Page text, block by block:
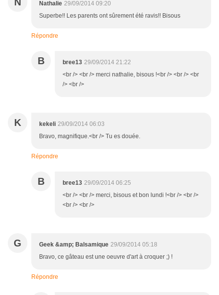
Nathalie 29/09/2014 09:20
Superbe!! Les parents ont sûrement été ravis!! Bisous
Répondre
B bree13 29/09/2014 21:22
<br /> <br /> merci nathalie, bisous !<br /> <br /> <br
/> <br />
K kekeli 29/09/2014 06:03
Bravo, magnifique.<br /> Tu es douée.
Répondre
B bree13 29/09/2014 06:25
<br /> <br /> merci, bisous et bon lundi !<br /> <br />
<br /> <br />
G Geek &amp; Balsamique 29/09/2014 05:18
Bravo, ce gâteau est une oeuvre d'art à croquer ;) !
Répondre